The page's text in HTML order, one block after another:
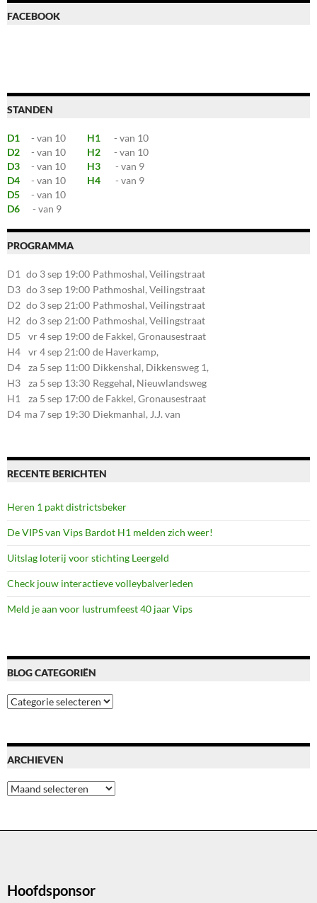
FACEBOOK
STANDEN
D1 - van 10 H1
- van 10
D2
- van 10 H2
- van 10
D3
- van 10 H3
- van 9
D4
- van 10 H4
- van 9
D5
- van 10
D6
- van 9
PROGRAMMA
D1 do 3 sep 19:00 Pathmoshal, Veilingstraat
20, 7545LZ Enschede
D3 do 3 sep 19:00 Pathmoshal, Veilingstraat
20, 7545LZ Enschede
D2 do 3 sep 21:00 Pathmoshal, Veilingstraat
20, 7545LZ Enschede
H2 do 3 sep 21:00 Pathmoshal, Veilingstraat
20, 7545LZ Enschede
D5 vr 4 sep 19:00 de Fakkel, Gronausestraat
107, 7581CE Losser
H4 vr 4 sep 21:00 de Haverkamp,
Stationsstraat 30, 7475AM
Markelo
D4 za 5 sep 11:00 Dikkenshal, Dikkensweg 1,
7641CC Wierden
H3 za 5 sep 13:30 Reggehal, Nieuwlandsweg
1, 7461VP Rijssen
H1 za 5 sep 17:00 de Fakkel, Gronausestraat
107, 7581CE Losser
D4 ma 7 sep 19:30 Diekmanhal, J.J. van
RECENTE BERICHTEN
Heren 1 pakt districtsbeker
De VIPS van Vips Bardot H1 melden zich weer!
Uitslag loterij voor stichting Leergeld
Check jouw interactieve volleybalverleden
Meld je aan voor lustrumfeest 40 jaar Vips
BLOG CATEGORIËN
Blog
categoriën
ARCHIEVEN
Archieven
Hoofdsponsor